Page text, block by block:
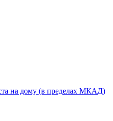
на дому (в пределах МКАД)